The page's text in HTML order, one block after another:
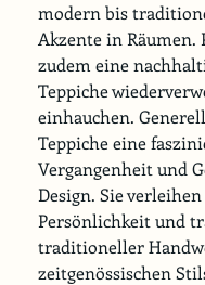
modern bis
Akzente in Räumen.
zudem eine
Teppiche
einhauchen.
Teppiche eine
Vergangenheit und
Design. Sie
Persönlichkeit und
traditioneller
zeitgenössischen